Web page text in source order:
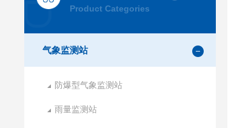
Product Categories
气象监测站
防爆型气象监测站
雨量监测站